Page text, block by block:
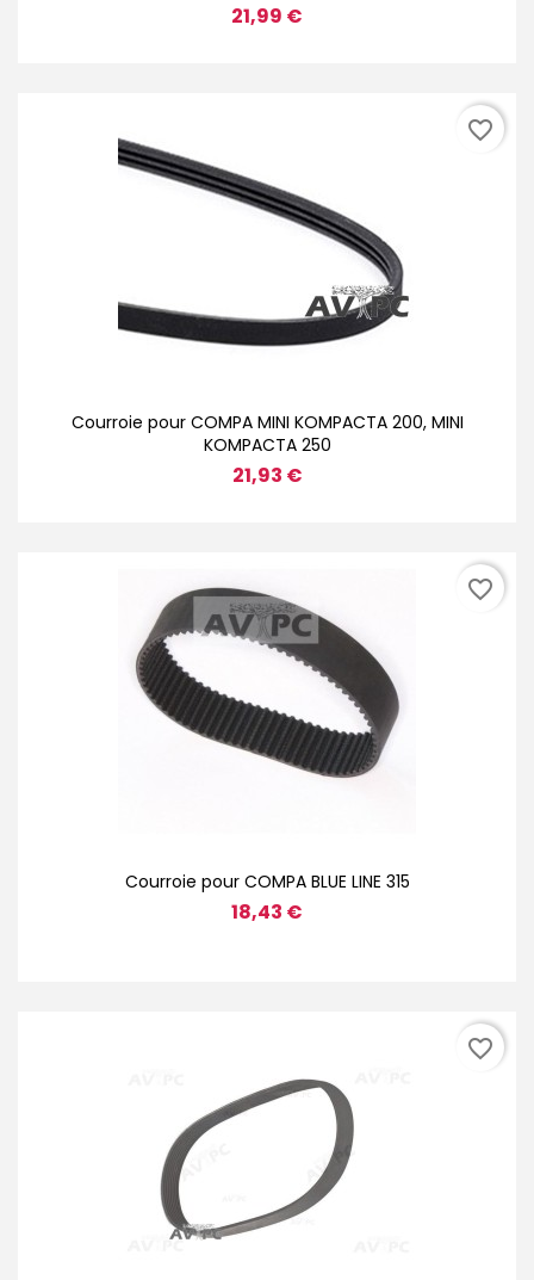
21,99 €
Courroie pour COMPA MINI KOMPACTA 200, MINI
KOMPACTA 250
21,93 €
favorite_border
Courroie pour COMPA BLUE LINE 315
18,43 €
favorite_border
favorite_border